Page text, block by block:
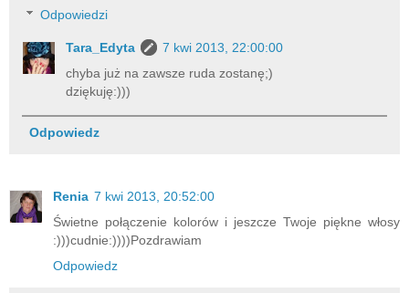
Odpowiedzi
Tara_Edyta
7 kwi 2013, 22:00:00
chyba już na zawsze ruda zostanę;)
dziękuję:)))
Odpowiedz
Renia 7 kwi 2013, 20:52:00
Świetne połączenie kolorów i jeszcze Twoje piękne włosy
:)))cudnie:))))Pozdrawiam
Odpowiedz